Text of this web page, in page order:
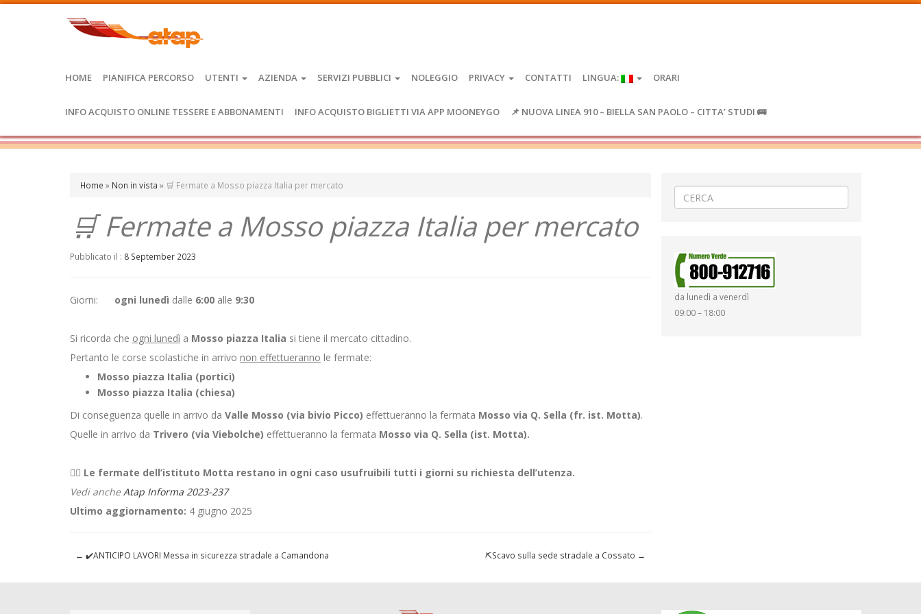
HOME PIANIFICA PERCORSO UTENTI AZIENDA SERVIZI PUBBLICI NOLEGGIO PRIVACY CONTATTI LINGUA: ORARI
INFO ACQUISTO ONLINE TESSERE E ABBONAMENTI INFO ACQUISTO BIGLIETTI VIA APP MOONEYGO 📌 NUOVA LINEA 910 – BIELLA SAN PAOLO – CITTA’ STUDI 🚌
Home » Non in vista » 🛒 Fermate a Mosso piazza Italia per mercato
🛒 Fermate a Mosso piazza Italia per mercato
Pubblicato il : 8 September 2023
Giorni: ogni lunedì dalle 6:00 alle 9:30
Si ricorda che ogni lunedì a Mosso piazza Italia si tiene il mercato cittadino.
Pertanto le corse scolastiche in arrivo non effettueranno le fermate:
Mosso piazza Italia (portici)
Mosso piazza Italia (chiesa)
Di conseguenza quelle in arrivo da Valle Mosso (via bivio Picco) effettueranno la fermata Mosso via Q. Sella (fr. ist. Motta).
Quelle in arrivo da Trivero (via Viebolche) effettueranno la fermata Mosso via Q. Sella (ist. Motta).
👉🏻 Le fermate dell’istituto Motta restano in ogni caso usufruibili tutti i giorni su richiesta dell’utenza.
Vedi ancheAtap Informa 2023-237
Ultimo aggiornamento: 4 giugno 2025
← ✔️ANTICIPO LAVORI Messa in sicurezza stradale a Camandona ⛏️Scavo sulla sede stradale a Cossato →
da lunedì a venerdì
09:00 – 18:00